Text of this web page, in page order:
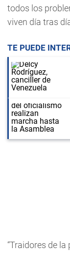
todos los
viven día tras
TE PUEDE
“Traidores de